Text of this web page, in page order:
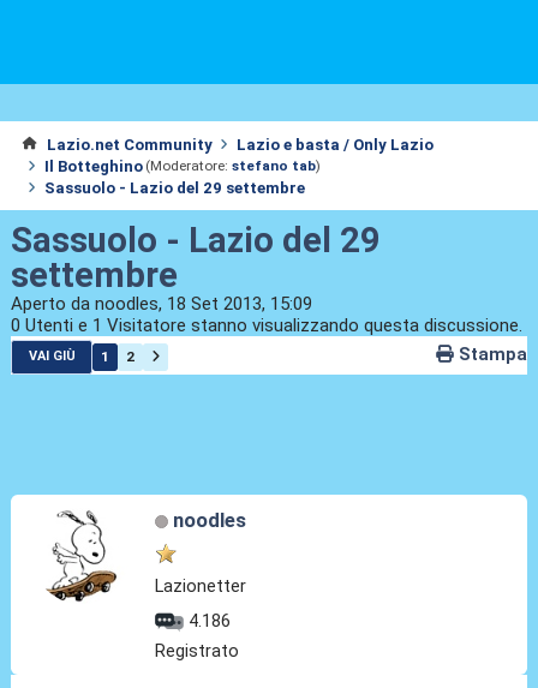
Lazio.net Community
Lazio e basta / Only Lazio
Il Botteghino (Moderatore: stefano tab)
Sassuolo - Lazio del 29 settembre
Sassuolo - Lazio del 29
settembre
Aperto da noodles, 18 Set 2013, 15:09
0 Utenti e 1 Visitatore stanno visualizzando questa discussione.
VAI GIÙ 1 2 Stampa
noodles
Lazionetter
4.186
Registrato